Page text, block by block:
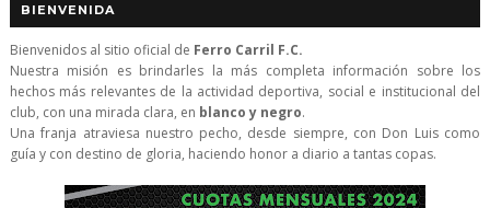
BIENVENIDA
Bienvenidos al sitio oficial de Ferro Carril F.C.
Nuestra misión es brindarles la más completa información sobre los
hechos más relevantes de la actividad deportiva, social e institucional del
club, con una mirada clara, en blanco y negro.
Una franja atraviesa nuestro pecho, desde siempre, con Don Luis como
guía y con destino de gloria, haciendo honor a diario a tantas copas.